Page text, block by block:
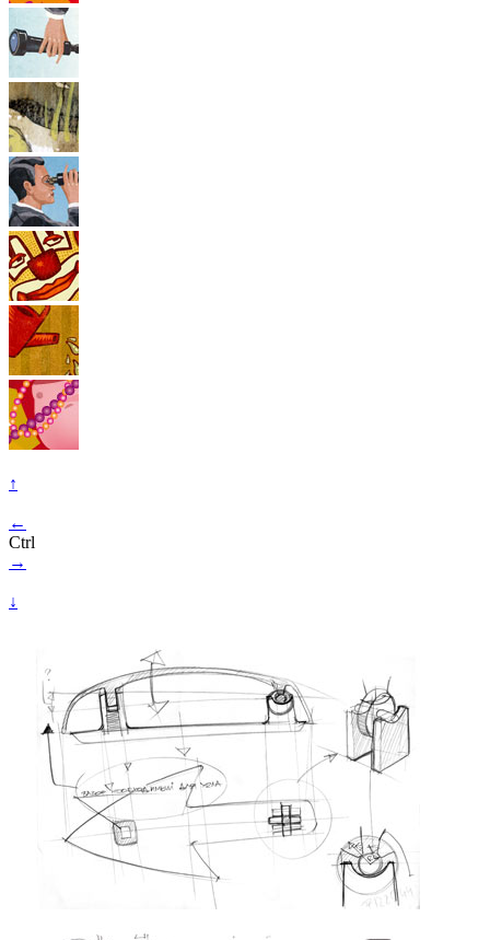
↑
←
Ctrl
→
↓